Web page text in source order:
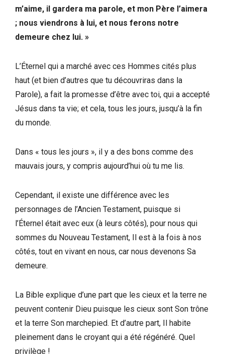
m’aime, il gardera ma parole, et mon Père l’aimera
; nous viendrons à lui, et nous ferons notre
demeure chez lui. »
L’Éternel qui a marché avec ces Hommes cités plus
haut (et bien d’autres que tu découvriras dans la
Parole), a fait la promesse d’être avec toi, qui a accepté
Jésus dans ta vie; et cela, tous les jours, jusqu’à la fin
du monde.
Dans « tous les jours », il y a des bons comme des
mauvais jours, y compris aujourd’hui où tu me lis.
Cependant, il existe une différence avec les
personnages de l’Ancien Testament, puisque si
l’Éternel était avec eux (à leurs côtés), pour nous qui
sommes du Nouveau Testament, Il est à la fois à nos
côtés, tout en vivant en nous, car nous devenons Sa
demeure.
La Bible explique d’une part que les cieux et la terre ne
peuvent contenir Dieu puisque les cieux sont Son trône
et la terre Son marchepied. Et d’autre part, Il habite
pleinement dans le croyant qui a été régénéré. Quel
privilège !